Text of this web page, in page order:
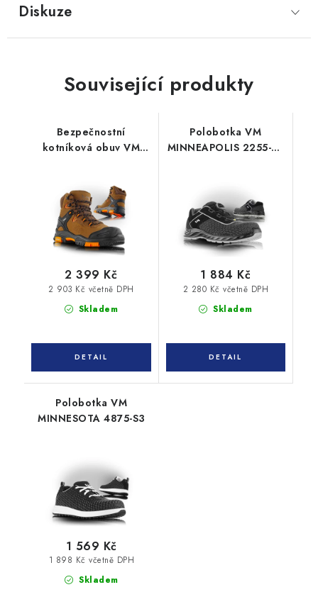
Diskuze
Související produkty
Bezpečnostní
kotníková obuv VM
Skladem
2 903 Kč včetně DPH
2 399 Kč
Polobotka VM
MINNEAPOLIS 2255-S3
Skladem
2 280 Kč včetně DPH
1 884 Kč
Polobotka VM
MINNESOTA 4875-S3
Skladem
1 898 Kč včetně DPH
1 569 Kč